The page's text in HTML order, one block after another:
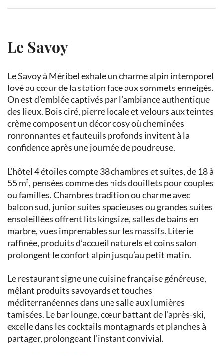
Le Savoy
Le Savoy à Méribel exhale un charme alpin intemporel
lové au cœur de la station face aux sommets enneigés.
On est d’emblée captivés par l’ambiance authentique
des lieux. Bois ciré, pierre locale et velours aux teintes
crème composent un décor cosy où cheminées
ronronnantes et fauteuils profonds invitent à la
confidence après une journée de poudreuse.
L’hôtel 4 étoiles compte 38 chambres et suites, de 18 à
55 m², pensées comme des nids douillets pour couples
ou familles. Chambres tradition ou charme avec
balcon sud, junior suites spacieuses ou grandes suites
ensoleillées offrent lits kingsize, salles de bains en
marbre, vues imprenables sur les massifs. Literie
raffinée, produits d’accueil naturels et coins salon
prolongent le confort alpin jusqu’au petit matin.
Le restaurant signe une cuisine française généreuse,
mêlant produits savoyards et touches
méditerranéennes dans une salle aux lumières
tamisées. Le bar lounge, cœur battant de l’après-ski,
excelle dans les cocktails montagnards et planches à
partager, prolongeant l’instant convivial.